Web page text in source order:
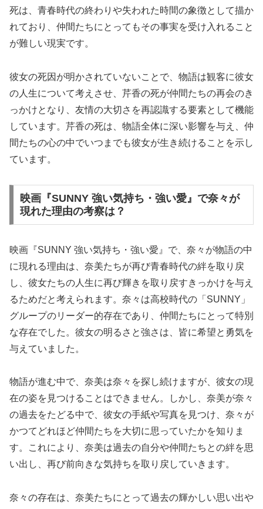
死は、青春時代の終わりや失われた時間の象徴として描か
れており、仲間たちにとってもその事実を受け入れること
が難しい現実です。
彼女の死因が明かされていないことで、物語は観客に彼女
の人生について考えさせ、芹香の死が仲間たちの再会のき
っかけとなり、友情の大切さを再認識する要素として機能
しています。芹香の死は、物語全体に深い影響を与え、仲
間たちの心の中でいつまでも彼女が生き続けることを示し
ています。
映画『SUNNY 強い気持ち・強い愛』で奈々が
現れた理由の考察は？
映画『SUNNY 強い気持ち・強い愛』で、奈々が物語の中
に現れる理由は、奈美たちが再び青春時代の絆を取り戻
し、彼女たちの人生に再び輝きを取り戻すきっかけを与え
るためだと考えられます。奈々は高校時代の「SUNNY」
グループのリーダー的存在であり、仲間たちにとって特別
な存在でした。彼女の明るさと強さは、皆に希望と勇気を
与えていました。
物語が進む中で、奈美は奈々を探し続けますが、彼女の現
在の姿を見つけることはできません。しかし、奈美が奈々
の過去をたどる中で、彼女の手紙や写真を見つけ、奈々が
かつてどれほど仲間たちを大切に思っていたかを知りま
す。これにより、奈美は過去の自分や仲間たちとの絆を思
い出し、再び前向きな気持ちを取り戻していきます。
奈々の存在は、奈美たちにとって過去の輝かしい思い出や